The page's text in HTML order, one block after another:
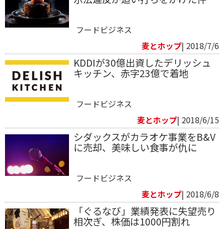
フードビジネス
麦とホップ| 2018/7/6
KDDIが30億出資したデリッシュ
キッチン、赤字23億で着地
フードビジネス
麦とホップ| 2018/6/15
シダックスがカラオケ事業をB&V
に売却、美味しい食事が仇に
フードビジネス
麦とホップ| 2018/6/8
「ぐるなび」業績発表に失望売り
相次ぎ、株価は1000円割れ